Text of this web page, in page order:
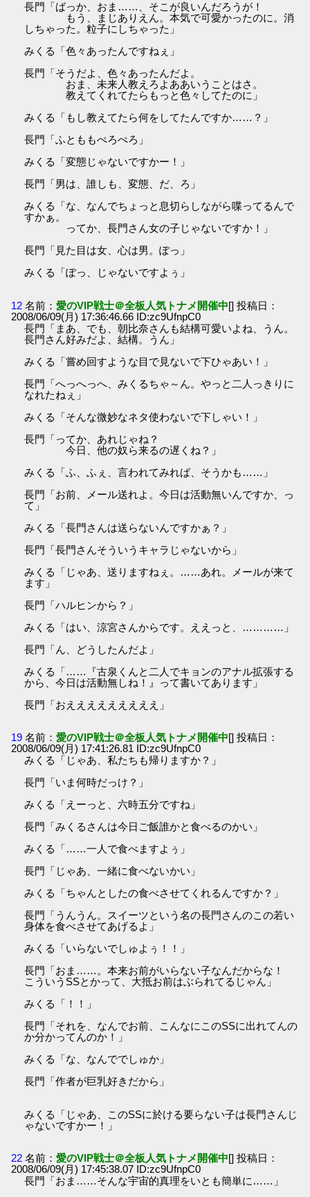
長門「ばっか、おま……、そこが良いんだろうが！
もう、まじありえん。本気で可愛かったのに。消
しちゃった。粒子にしちゃった」
みくる「色々あったんですねぇ」
長門「そうだよ、色々あったんだよ。
おま、未来人教えろよああいうことはさ。
教えてくれてたらもっと色々してたのに」
みくる「もし教えてたら何をしてたんですか……？」
長門「ふとももぺろぺろ」
みくる「変態じゃないですかー！」
長門「男は、誰しも、変態、だ、ろ」
みくる「な、なんでちょっと息切らしながら喋ってるんで
すかぁ。
ってか、長門さん女の子じゃないですか！」
長門「見た目は女、心は男。ぽっ」
みくる「ぽっ、じゃないですよぅ」
12 名前：愛のVIP戦士＠全板人気トナメ開催中[] 投稿日：
2008/06/09(月) 17:36:46.66 ID:zc9UfnpC0
長門「まあ、でも、朝比奈さんも結構可愛いよね、うん。
長門さん好みだよ、結構。うん」
みくる「嘗め回すような目で見ないで下ひゃあい！」
長門「へっへっへ、みくるちゃ～ん。やっと二人っきりに
なれたねぇ」
みくる「そんな微妙なネタ使わないで下しゃい！」
長門「ってか、あれじゃね？
今日、他の奴ら来るの遅くね？」
みくる「ふ、ふぇ、言われてみれば、そうかも……」
長門「お前、メール送れよ。今日は活動無いんですか、っ
て」
みくる「長門さんは送らないんですかぁ？」
長門「長門さんそういうキャラじゃないから」
みくる「じゃあ、送りますねぇ。……あれ。メールが来て
ます」
長門「ハルヒンから？」
みくる「はい、涼宮さんからです。ええっと、…………」
長門「ん、どうしたんだよ」
みくる「……『古泉くんと二人でキョンのアナル拡張する
から、今日は活動無しね！』って書いてあります」
長門「おえええええええええ」
19 名前：愛のVIP戦士＠全板人気トナメ開催中[] 投稿日：
2008/06/09(月) 17:41:26.81 ID:zc9UfnpC0
みくる「じゃあ、私たちも帰りますか？」
長門「いま何時だっけ？」
みくる「えーっと、六時五分ですね」
長門「みくるさんは今日ご飯誰かと食べるのかい」
みくる「……一人で食べますよぅ」
長門「じゃあ、一緒に食べないかい」
みくる「ちゃんとしたの食べさせてくれるんですか？」
長門「うんうん。スイーツという名の長門さんのこの若い
身体を食べさせてあげるよ」
みくる「いらないでしゅよぅ！！」
長門「おま……。本来お前がいらない子なんだからな！
こういうSSとかって、大抵お前はぶられてるじゃん」
みくる「！！」
長門「それを、なんでお前、こんなにこのSSに出れてんの
か分かってんのか！」
みくる「な、なんででしゅか」
長門「作者が巨乳好きだから」
みくる「じゃあ、このSSに於ける要らない子は長門さんじ
ゃないですかー！」
22 名前：愛のVIP戦士＠全板人気トナメ開催中[] 投稿日：
2008/06/09(月) 17:45:38.07 ID:zc9UfnpC0
長門「おま……そんな宇宙的真理をいとも簡単に……」